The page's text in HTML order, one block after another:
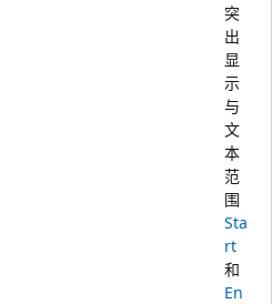
突
出
显
示
与
文
本
范
围
Sta
rt
和
En